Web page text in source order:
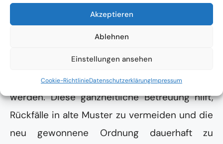
Akzeptieren
Ablehnen
Einstellungen ansehen
Cookie-RichtlinieDatenschutzerklärungImpressum
wesentlicher Bestandteil des
Aufräumprozesses. Messie Austria arbeitet
eng mit Therapeuten zusammen, um
sicherzustellen, dass die emotionalen
Bedürfnisse der Betroffenen berücksichtigt
werden. Diese ganzheitliche Betreuung hilft,
Rückfälle in alte Muster zu vermeiden und die
neu gewonnene Ordnung dauerhaft zu